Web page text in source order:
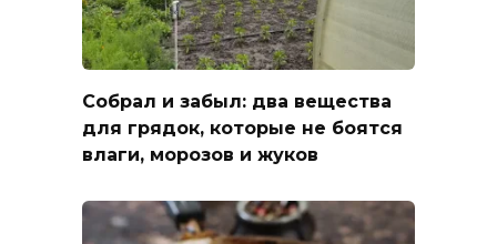
Собрал и забыл: два вещества
для грядок, которые не боятся
влаги, морозов и жуков